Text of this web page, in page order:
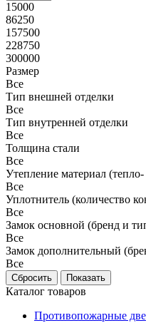
15000
86250
157500
228750
300000
Размер
Все
Тип внешней отделки
Все
Тип внутренней отделки
Все
Толщина стали
Все
Утепление материал
Все
Уплотнитель (количество
Все
Замок основной (бренд и
Все
Замок дополнительный
Все
Каталог товаров
Противопожарные